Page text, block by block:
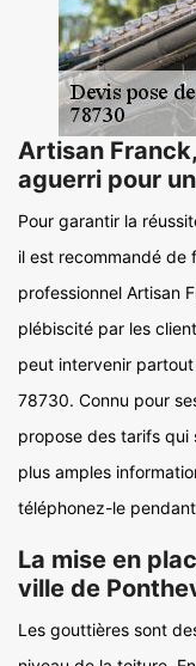
Artisan
aguerri pour
Pour garantir la
il est recommandé de
professionnel Artisan
plébiscité par les
peut intervenir
78730. Connu pour
propose des tarifs qui
plus amples
téléphonez-le
La mise en
ville de
Les gouttières sont